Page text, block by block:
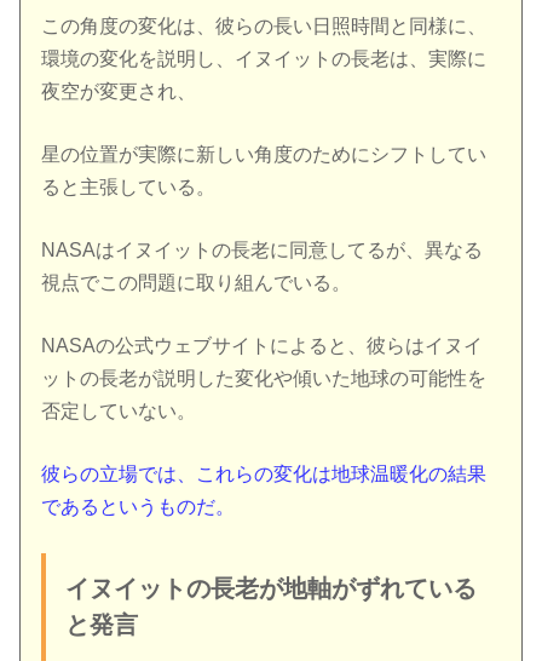
この角度の変化は、彼らの長い日照時間と同様に、
環境の変化を説明し、イヌイットの長老は、実際に
夜空が変更され、
星の位置が実際に新しい角度のためにシフトしてい
ると主張している。
NASAはイヌイットの長老に同意してるが、異なる
視点でこの問題に取り組んでいる。
NASAの公式ウェブサイトによると、彼らはイヌイ
ットの長老が説明した変化や傾いた地球の可能性を
否定していない。
彼らの立場では、これらの変化は地球温暖化の結果
であるというものだ。
イヌイットの長老が地軸がずれている
と発言